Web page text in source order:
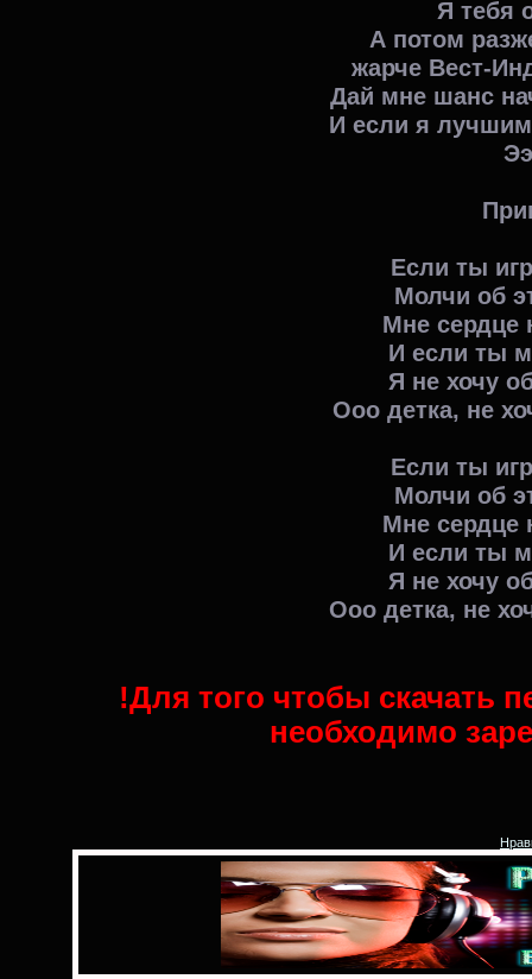
Я тебя
А потом
жарче Вест-
Дай мне шанс
И если я
Если ты
Молчи об
Мне сердце
И если ты
Я не хочу
Ооо детка, не
Если ты
Молчи об
Мне сердце
И если ты
Я не хочу
Ооо детка, не
!Для того чтобы скачать
необходимо